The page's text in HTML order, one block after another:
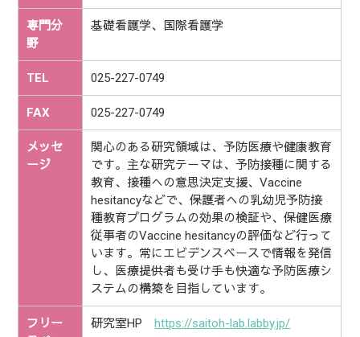
専門分
野
基礎看護学、国際看護学
TEL 025-227-0749
FAX 025-227-0749
メッセ
ージ
関心のある研究領域は、予防医療や健康教育
です。主な研究テーマは、予防接種に関する
教育、接種への意思決定支援、Vaccine
hesitancyなどで、保護者への乳幼児予防接
種教育プログラムの効果の検証や、保健医療
従事者のVaccine hesitancyの評価など行って
います。常にエビデンスベースで情報を発信
し、医療提供者も受け手も快適な予防医療シ
ステムの構築を目指しています。
フリー
研究室HPhttps://saitoh-lab.labby.jp/